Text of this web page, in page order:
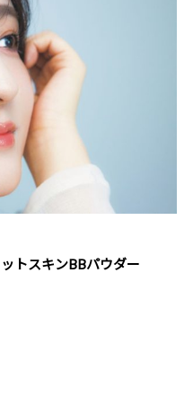
トスキンBBパウダー